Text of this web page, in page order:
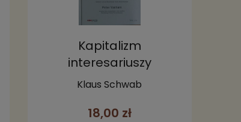
Kapitalizm
interesariuszy
Klaus Schwab
18,00 zł